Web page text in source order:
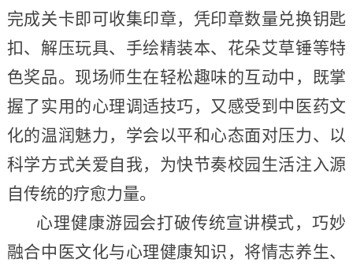
完成关卡即可收集印章，凭印章数量兑换钥匙
扣、解压玩具、手绘精装本、花朵艾草锤等特
色奖品。现场师生在轻松趣味的互动中，既掌
握了实用的心理调适技巧，又感受到中医药文
化的温润魅力，学会以平和心态面对压力、以
科学方式关爱自我，为快节奏校园生活注入源
自传统的疗愈力量。
心理健康游园会打破传统宣讲模式，巧妙
融合中医文化与心理健康知识，将情志养生、